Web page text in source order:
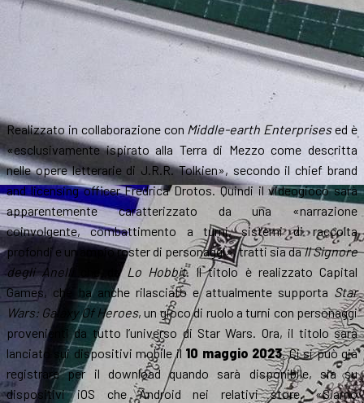
Realizzato in collaborazione con Middle-earth Enterprisesed è
«esclusivamente ispirato alla Terra di Mezzo come descritta
nelle opere letterarie di J.R.R. Tolkien», secondo il chief brand
and licensing officer Fredrica Drotos. Quindi il videogioco sarà
apparentemente caratterizzato da una «narrazione
coinvolgente, combattimento a turni, sistemi di raccolta
profondi e un ampio roster di personaggi», tratti sia daIl Signore
degli Anelli
che daLo Hobbit. Il titolo è realizzato Capital
Games, che ha anche rilasciato e attualmente supporta Star
Wars: Galaxy Of Heroes, un gioco di ruolo a turni con personaggi
provenienti da tutto l’universo di Star Wars. Ora, il titolo sarà
lanciato sui dispositivi mobile il 10 maggio 2023. Ci si può già
registrare per il download quando sarà disponibile, sia su
dispositivi iOS che Android nei relativi store. «Siamo